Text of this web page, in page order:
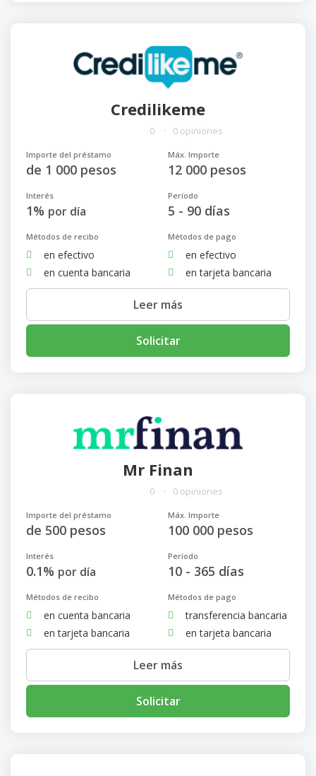
Credilikeme
0 0 opiniones
Importe del préstamo
de 1 000 pesos
Máx. Importe
12 000 pesos
Interés
1% por día
Período
5 - 90 días
Métodos de recibo
en efectivo
en cuenta bancaria
Métodos de pago
en efectivo
en tarjeta bancaria
Leer más
Solicitar
Mr Finan
0 0 opiniones
Importe del préstamo
de 500 pesos
Máx. Importe
100 000 pesos
Interés
0.1% por día
Período
10 - 365 días
Métodos de recibo
en cuenta bancaria
en tarjeta bancaria
Métodos de pago
transferencia bancaria
en tarjeta bancaria
Leer más
Solicitar